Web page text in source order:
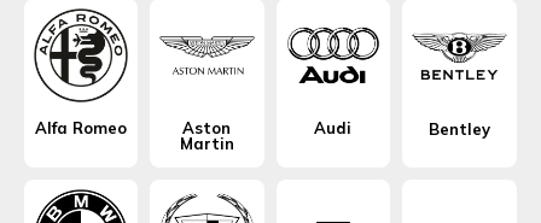
Alfa Romeo
Aston
Martin
Audi Bentley